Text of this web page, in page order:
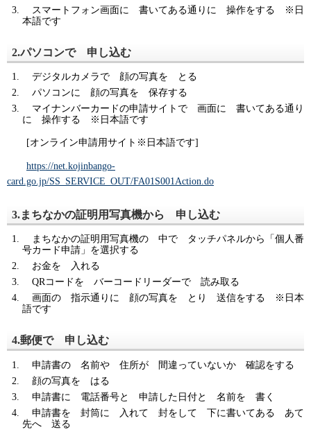
スマートフォン画面に 書いてある通りに 操作をする ※日
本語です
2.パソコンで 申し込む
デジタルカメラで 顔の写真を とる
パソコンに 顔の写真を 保存する
マイナンバーカードの申請サイトで 画面に 書いてある通り
に 操作する ※日本語です
[オンライン申請用サイト※日本語です]
https://net.kojinbango-
card.go.jp/SS_SERVICE_OUT/FA01S001Action.do
3.まちなかの証明用写真機から 申し込む
まちなかの証明用写真機の 中で タッチパネルから「個人番
号カード申請」を選択する
お金を 入れる
QRコードを バーコードリーダーで 読み取る
画面の 指示通りに 顔の写真を とり 送信をする ※日本
語です
4.郵便で 申し込む
申請書の 名前や 住所が 間違っていないか 確認をする
顔の写真を はる
申請書に 電話番号と 申請した日付と 名前を 書く
申請書を 封筒に 入れて 封をして 下に書いてある あて
先へ 送る